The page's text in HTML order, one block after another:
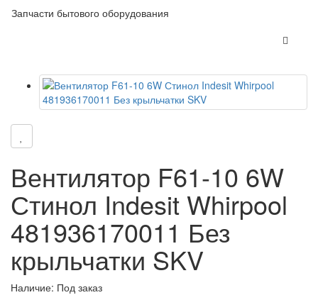
Запчасти бытового оборудования
Вентилятор F61-10 6W
Стинол Indesit Whirpool
481936170011 Без
крыльчатки SKV
Наличие: Под заказ